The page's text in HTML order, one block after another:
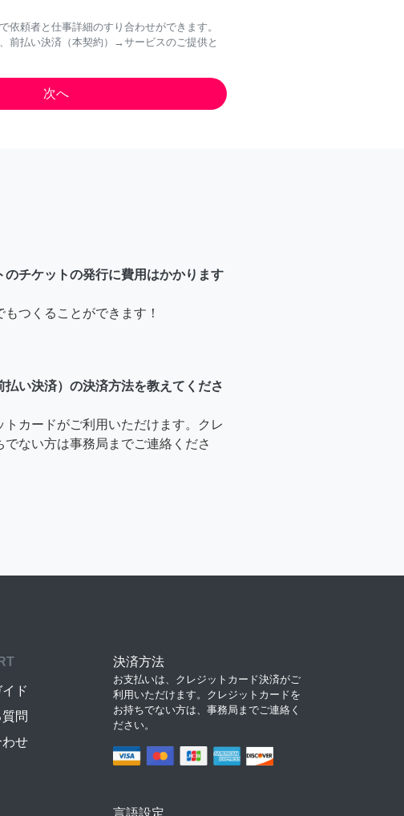
依頼者と仕事詳細のすり合わせができます。
前払い決済（本契約）→サービスのご提供と
のチケットの発行に費用はかかります
つくることができます！
い決済）の決済方法を教えてくださ
トカードがご利用いただけます。クレ
でない方は事務局までご連絡くださ
ド
問
わせ
決済方法
お支払いは、クレジットカード決済がご
利用いただけます。クレジットカードを
お持ちでない方は、事務局までご連絡く
ださい。
言語設定